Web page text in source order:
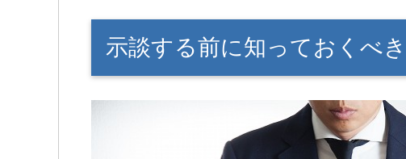
示談する前に知っておくべ